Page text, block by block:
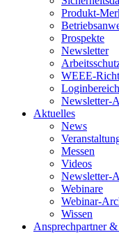
Produkt-
Prospekte
Newsletter
WEEE-
Loginbereich
Newsletter-
Aktuelles
News
Messen
Videos
Newsletter-
Webinare
Webinar-
Wissen
Ansprechpartner